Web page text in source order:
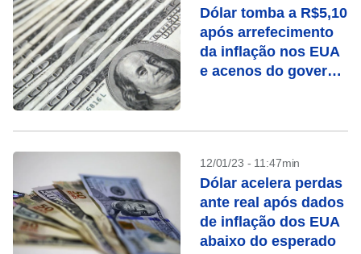
Dólar tomba a R$5,10
após arrefecimento
da inflação nos EUA
e acenos do governo
12/01/23 - 11:47min
Dólar acelera perdas
ante real após dados
de inflação dos EUA
abaixo do esperado